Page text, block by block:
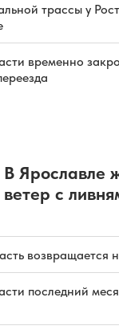
трассы у
временно
В Ярославле
ветер с
возвращается
последний